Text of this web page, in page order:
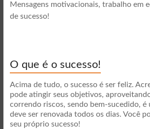
Mensagens motivacionais, trabalho em
de sucesso!
O que é o sucesso!
Acima de tudo, o sucesso é ser feliz.
pode atingir seus objetivos,
correndo riscos, sendo bem-sucedido, é
deve ser renovada todos os dias. Você
seu próprio sucesso!